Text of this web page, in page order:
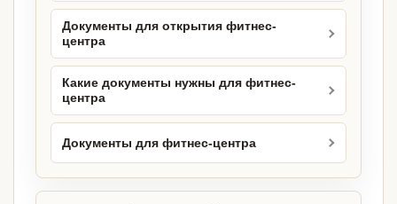
Документы для открытия фитнес-
центра
Какие документы нужны для фитнес-
центра
Документы для фитнес-центра